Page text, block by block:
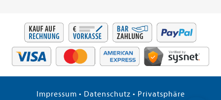
Impressum • Datenschutz • Privatsphäre